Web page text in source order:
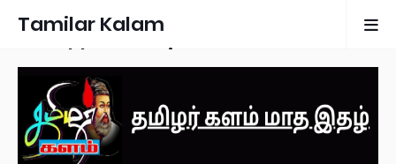
Tamilar Kalam
Monthly Magazine